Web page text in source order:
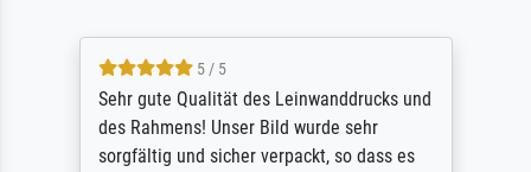
5 / 5
Sehr gute Qualität des Leinwanddrucks und
des Rahmens! Unser Bild wurde sehr
sorgfältig und sicher verpackt, so dass es